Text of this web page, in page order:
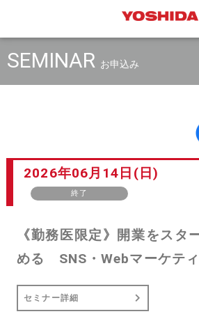
SEMINAR お申込み
2026年06月14日(日)
終了
《勤務医限定》開業をスタ
める SNS・Webマーケテ
セミナー詳細